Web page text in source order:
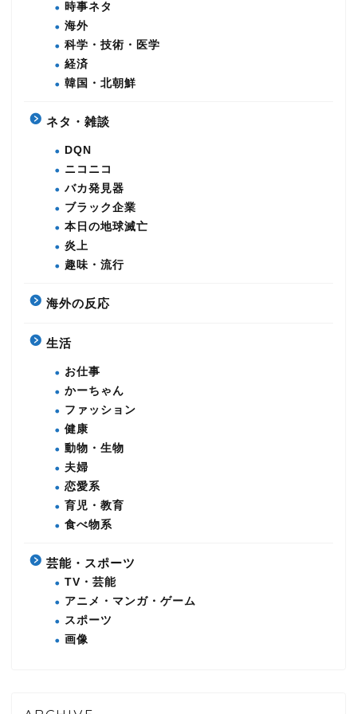
時事ネタ
海外
科学・技術・医学
経済
韓国・北朝鮮
ネタ・雑談
DQN
ニコニコ
バカ発見器
ブラック企業
本日の地球滅亡
炎上
趣味・流行
海外の反応
生活
お仕事
かーちゃん
ファッション
健康
動物・生物
夫婦
恋愛系
育児・教育
食べ物系
芸能・スポーツ
TV・芸能
アニメ・マンガ・ゲーム
スポーツ
画像